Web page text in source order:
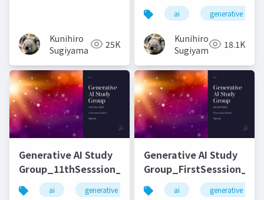
Kunihiro
Sugiyama
25K
ai generative ai
Kunihiro
Sugiyama
18.1K
Generative AI Study
Group_11thSesssion_20231114
ai generative ai machine learning deep
Generative AI Study
ai generative ai